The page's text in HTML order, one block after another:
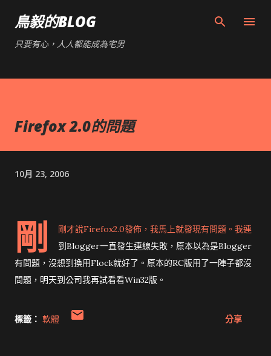
鳥毅的BLOG
只要有心，人人都能成為宅男
Firefox 2.0的問題
10月 23, 2006
剛
剛才說Firefox2.0發佈，我馬上就發現有問題。我連
到Blogger一直發生連線失敗，原本以為是Blogger
有問題，沒想到換用Flock就好了。原本的RC版用了一陣子都沒
問題，明天到公司我再試看看Win32版。
標籤： 軟體 分享